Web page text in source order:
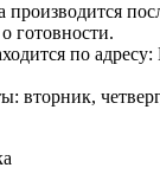
производится
готовности.
по адресу:
вторник,